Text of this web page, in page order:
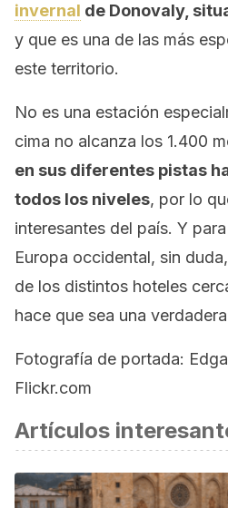
invernal de Donovaly,
y que es una de las más
este territorio.
No es una estación
cima no alcanza los 1.400
en sus diferentes pistas
todos los niveles, por lo
interesantes del país. Y
Europa occidental, sin
de los distintos hoteles
hace que sea una
Fotografía de portada:
Flickr.com
Artículos